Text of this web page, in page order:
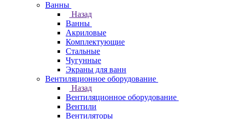
Ванны
Назад
Ванны
Акриловые
Комплектующие
Стальные
Чугунные
Экраны для ванн
Вентиляционное оборудование
Назад
Вентиляционное оборудование
Вентили
Вентиляторы